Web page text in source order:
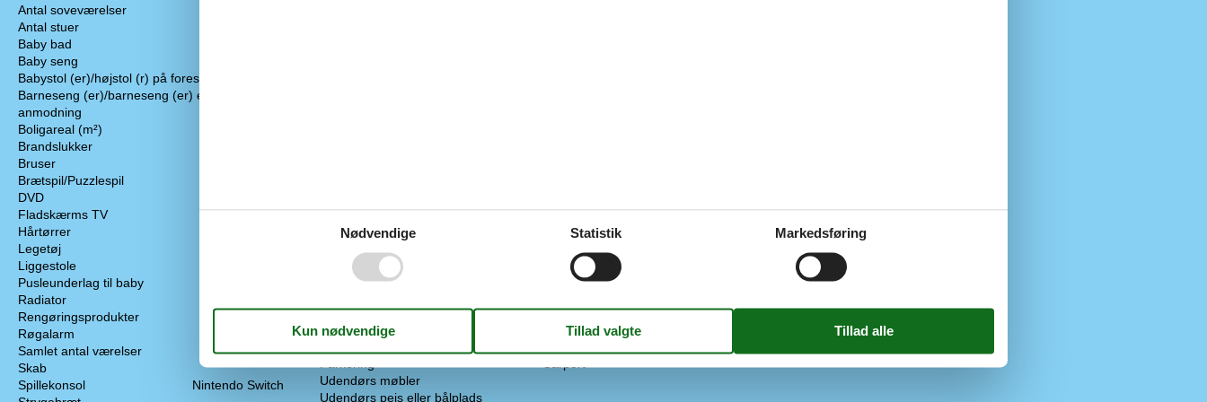
Antal soveværelser
Antal stuer
Baby bad
Baby seng
Babystol (er)/højstol (r) på forespørgsel
Barneseng (er)/barneseng (er) efter
anmodning
Boligareal (m²)
Brandslukker
Bruser
Brætspil/Puzzlespil
DVD
Fladskærms TV
Hårtørrer
Legetøj
Liggestole
Pusleunderlag til baby
Radiator
Rengøringsprodukter
Røgalarm
Samlet antal værelser
4
Skab
Spillekonsol
Nintendo Switch
Vinglas
Gynge
Have
Indhegnet område
Parkering
Carport
Udendørs møbler
Udendørs pejs eller bålplads
310 m
Nødvendige Statistik Markedsføring